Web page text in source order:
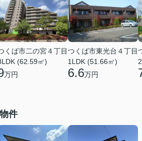
くば市二の宮４丁目
(62.59㎡)
万円
つくば市東光台４丁目
1LDK (51.66㎡)
6.6万円
件